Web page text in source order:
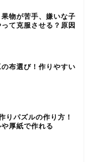
果物が苦手、嫌いな子
て克服させる？原因
布選び！作りやすい
りパズルの作り方！
厚紙で作れる